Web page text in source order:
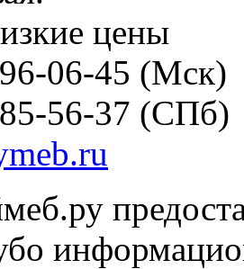
цены
06-45 (Мск)
56-37 (СПб)